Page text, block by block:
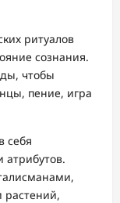
ритуалов
сознания.
чтобы
пение, игра
себя
атрибутов.